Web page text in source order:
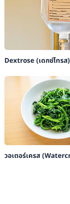
Dextrose (เดกซ์โทรส)
วอเตอร์เครส